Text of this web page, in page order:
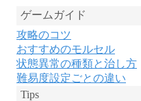
ゲームガイド
攻略のコツ
おすすめのモルセル
状態異常の種類と治し方
難易度設定ごとの違い
Tips